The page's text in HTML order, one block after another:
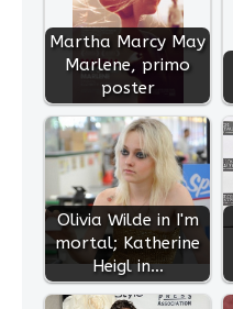
Martha Marcy May
Marlene, primo
poster
Olivia Wilde in I'm
mortal; Katherine
Heigl in…